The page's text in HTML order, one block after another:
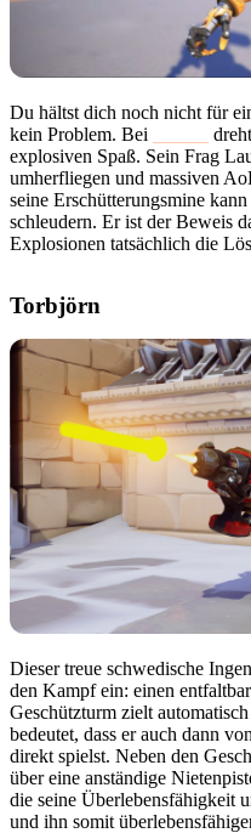
Du hältst dich noch nicht für
kein Problem. Bei
explosiven Spaß. Sein Frag
umherfliegen und massiven
seine Erschütterungsmine
schleudern. Er ist der Beweis
Explosionen tatsächlich die
Torbjörn
Dieser treue schwedische
den Kampf ein: einen
Geschützturm zielt
bedeutet, dass er auch dann
direkt spielst. Neben den
über eine anständige
die seine Überlebensfähigkeit
und ihn somit